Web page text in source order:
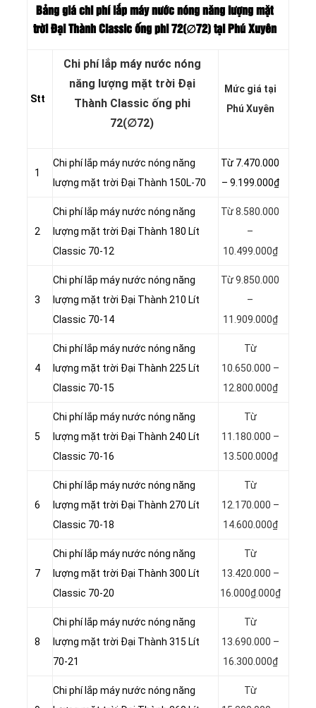
Bảng giá chi phí lắp máy nước nóng năng lượng mặt
trời Đại Thành Classic ống phi 72(∅72) tại Phú Xuyên
Stt
Chi phí lắp máy nước nóng
năng lượng mặt trời Đại
Thành Classic ống phi
72(∅72)
Mức giá tại
Phú Xuyên
1
Chi phí lắp máy nước nóng năng
lượng mặt trời Đại Thành 150L-70
Từ 7.470.000
– 9.199.000₫
2
Chi phí lắp máy nước nóng năng
lượng mặt trời Đại Thành 180 Lít
Classic 70-12
Từ 8.580.000
–
10.499.000₫
3
Chi phí lắp máy nước nóng năng
lượng mặt trời Đại Thành 210 Lít
Classic 70-14
Từ 9.850.000
–
11.909.000₫
4
Chi phí lắp máy nước nóng năng
lượng mặt trời Đại Thành 225 Lít
Classic 70-15
Từ
10.650.000 –
12.800.000₫
5
Chi phí lắp máy nước nóng năng
lượng mặt trời Đại Thành 240 Lít
Classic 70-16
Từ
11.180.000 –
13.500.000₫
6
Chi phí lắp máy nước nóng năng
lượng mặt trời Đại Thành 270 Lít
Classic 70-18
Từ
12.170.000 –
14.600.000₫
7
Chi phí lắp máy nước nóng năng
lượng mặt trời Đại Thành 300 Lít
Classic 70-20
Từ
13.420.000 –
16.000₫.000₫
8
Chi phí lắp máy nước nóng năng
lượng mặt trời Đại Thành 315 Lít
70-21
Từ
13.690.000 –
16.300.000₫
Chi phí lắp máy nước nóng năng
Từ